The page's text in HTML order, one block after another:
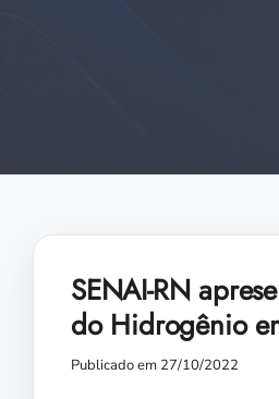
SENAI-RN
do Hidrogênio
Publicado em 27/10/2022